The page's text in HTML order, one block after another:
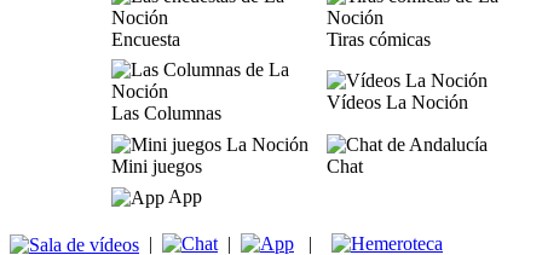
Encuesta Tiras cómicas
Las Columnas
Vídeos La Noción
Mini juegos
Chat
App
| | |